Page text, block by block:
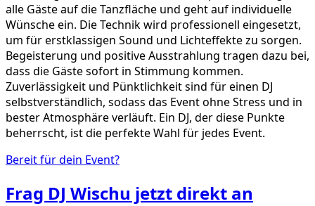
alle Gäste auf die Tanzfläche und geht auf individuelle
Wünsche ein. Die Technik wird professionell eingesetzt,
um für erstklassigen Sound und Lichteffekte zu sorgen.
Begeisterung und positive Ausstrahlung tragen dazu bei,
dass die Gäste sofort in Stimmung kommen.
Zuverlässigkeit und Pünktlichkeit sind für einen DJ
selbstverständlich, sodass das Event ohne Stress und in
bester Atmosphäre verläuft. Ein DJ, der diese Punkte
beherrscht, ist die perfekte Wahl für jedes Event.
Bereit für dein Event?
Frag DJ Wischu jetzt direkt an